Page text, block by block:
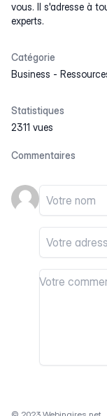
vous. Il s'adresse à
experts.
Catégorie
Business -
Statistiques
2311 vues
Commentaires
Votre nom
Votre email
Votre
Votre